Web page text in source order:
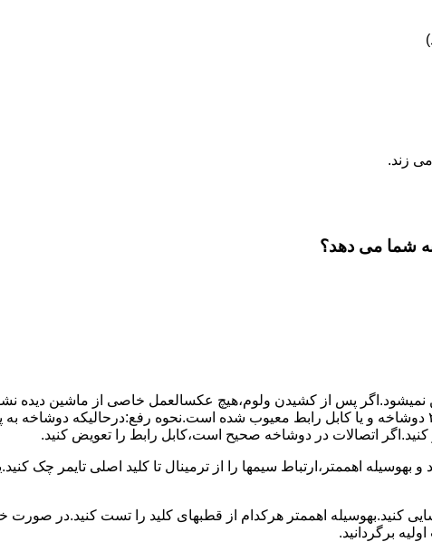
زند.
شما می دهد؟
نمیشود.اﮔﺮ ﭘﺲ از ﮐﺸﯿﺪن وﻟﻮم،ﻫﯿﭻ عکسالعمل ﺧﺎﺻﯽ از ﻣﺎﺷﯿﻦ دﯾﺪه
بعنوان ﻋﻠﻞ احتمالی بروز چنین مشکلی در نظر داشته باشید:۱٫ ﭘﺮﯾﺰ ﺑﺮق ﻧﺪارد.۲٫ دوﺷﺎﺧﻪ و ﯾﺎ ﮐﺎﺑﻞ راﺑﻂ ﻣﻌﯿﻮب ﺷﺪه
کنید.اﮔﺮ اﺗﺼﺎﻻت در دوشاخه ﺻﺤﯿﺢ اﺳﺖ،ﮐﺎﺑﻞ راﺑﻂ را ﺗﻌﻮﯾﺾ کنید.
بهوسیله اهممتر،ارﺗﺒﺎط سیمها را از ﺗﺮﻣﯿﻨﺎل ﺗﺎ ﮐﻠﯿﺪ اﺻﻠﯽ ﺗﺎﯾﻤﺮ چک
کنید.بهوسیله اهممتر هرکدام از قطبهای ﮐﻠﯿﺪ را ﺗﺴﺖ ﮐﻨﯿﺪ.در
برگردانید.